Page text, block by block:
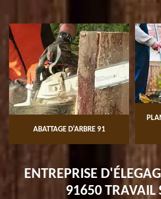
ABATTAGE D'ARBRE 91
ENTREPRISE
91650 TRAVAIL